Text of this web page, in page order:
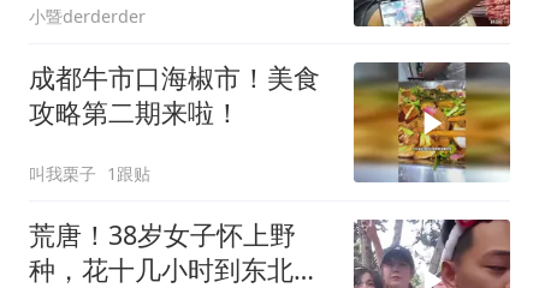
小暨derderder
成都牛市口海椒市！美食
攻略第二期来啦！
叫我栗子 1跟贴
荒唐！38岁女子怀上野
种，花十几小时到东北，